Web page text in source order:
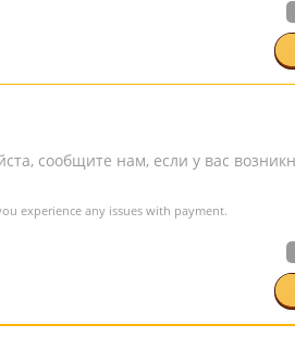
сообщите нам, если у вас
experience any issues with payment.